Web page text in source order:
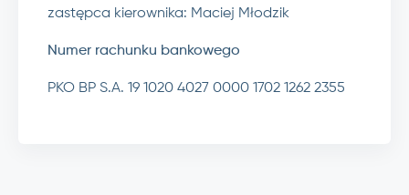
zastępca kierownika: Maciej Młodzik
Numer rachunku bankowego
PKO BP S.A. 19 1020 4027 0000 1702 1262 2355